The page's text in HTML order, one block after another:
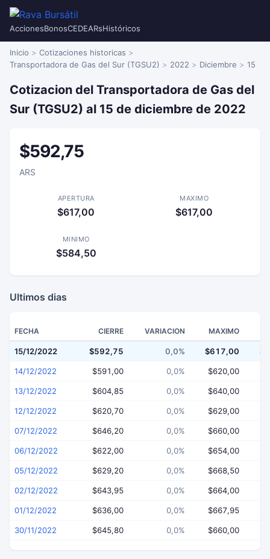
AccionesBonosCEDEARsHistóricos
Inicio
Cotizaciones historicas
Transportadora de Gas del Sur (TGSU2)
2022 Diciembre 15
Cotizacion del Transportadora de Gas del
Sur (TGSU2) al 15 de diciembre de 2022
$592,75
ARS
APERTURA
$617,00
MAXIMO
$617,00
MINIMO
$584,50
Ultimos dias
FECHA CIERRE VARIACION MAXIMO
15/12/2022 $592,75 0,0% $617,00
14/12/2022 $591,00 0,0% $620,00
13/12/2022 $604,85 0,0% $640,00
12/12/2022 $620,70 0,0% $629,00
07/12/2022 $646,20 0,0% $660,00
06/12/2022 $622,00 0,0% $654,00
05/12/2022 $629,20 0,0% $668,50
02/12/2022 $643,95 0,0% $664,00
01/12/2022 $636,00 0,0% $667,95
30/11/2022 $645,80 0,0% $660,00